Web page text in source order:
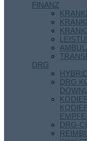
FINANZ
DRG
DRG
DRG-